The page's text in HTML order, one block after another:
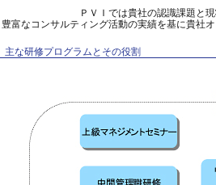
ＰＶＩでは貴社の認識課題と
豊富なコンサルティング活動の実績を基に貴社
主な研修プログラムとその役割